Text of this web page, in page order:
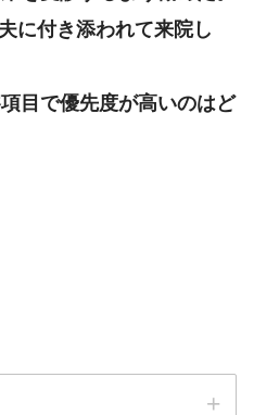
に付き添われて来院し
目で優先度が高いのはど